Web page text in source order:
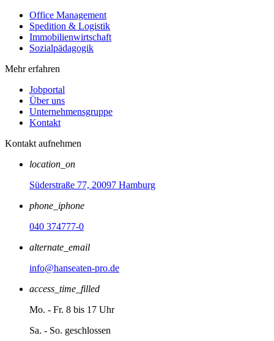
Office Management
Spedition & Logistik
Immobilienwirtschaft
Sozialpädagogik
Mehr erfahren
Jobportal
Über uns
Unternehmensgruppe
Kontakt
Kontakt aufnehmen
location_on
Süderstraße 77, 20097 Hamburg
phone_iphone
040 374777-0
alternate_email
info@hanseaten-pro.de
access_time_filled
Mo. - Fr. 8 bis 17 Uhr
Sa. - So. geschlossen